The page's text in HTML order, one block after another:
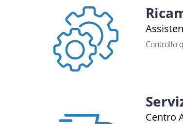
Controllo
Centro